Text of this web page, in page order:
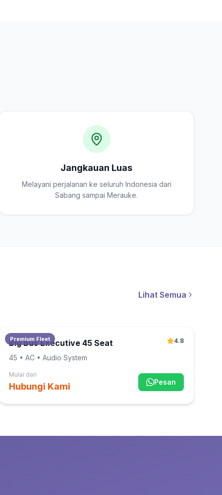
Jangkauan Luas
Melayani perjalanan ke seluruh Indonesia dari
Sabang sampai Merauke.
Lihat Semua
Premium Fleet
Big Bus Executive 45 Seat 4.8
45 • AC • Audio System
Mulai dari
Hubungi Kami Pesan